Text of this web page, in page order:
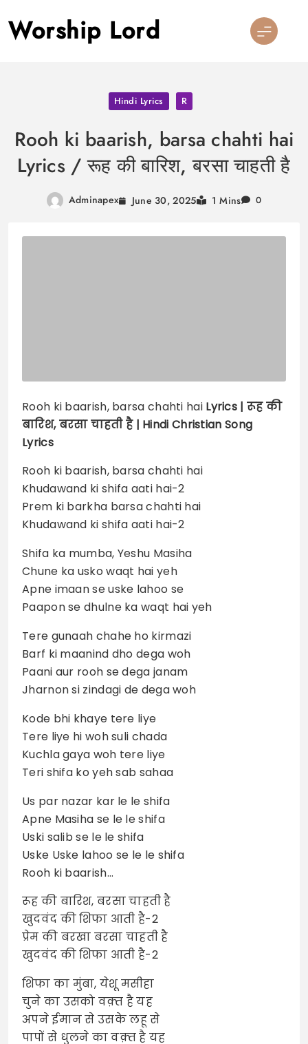
to
content
Worship Lord
Hindi Lyrics R
Rooh ki baarish, barsa chahti hai
Lyrics / रूह की बारिश, बरसा चाहती है
Adminapex June 30, 2025 1 Mins 0
Rooh ki baarish, barsa chahti hai Lyrics | रूह की
बारिश, बरसा चाहती है | Hindi Christian Song
Lyrics
Rooh ki baarish, barsa chahti hai
Khudawand ki shifa aati hai-2
Prem ki barkha barsa chahti hai
Khudawand ki shifa aati hai-2
Shifa ka mumba, Yeshu Masiha
Chune ka usko waqt hai yeh
Apne imaan se uske lahoo se
Paapon se dhulne ka waqt hai yeh
Tere gunaah chahe ho kirmazi
Barf ki maanind dho dega woh
Paani aur rooh se dega janam
Jharnon si zindagi de dega woh
Kode bhi khaye tere liye
Tere liye hi woh suli chada
Kuchla gaya woh tere liye
Teri shifa ko yeh sab sahaa
Us par nazar kar le le shifa
Apne Masiha se le le shifa
Uski salib se le le shifa
Uske Uske lahoo se le le shifa
Rooh ki baarish…
रूह की बारिश, बरसा चाहती है
खुदवंद की शिफा आती है-2
प्रेम की बरखा बरसा चाहती है
खुदवंद की शिफा आती है-2
शिफा का मुंबा, येशू मसीहा
चुने का उसको वक़्त है यह
अपने ईमान से उसके लहू से
पापों से धुलने का वक़्त है यह